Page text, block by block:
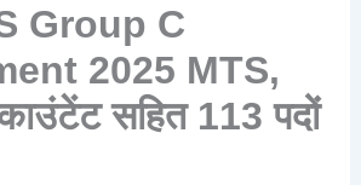
Group C
2025 MTS,
सहित 113 पदों